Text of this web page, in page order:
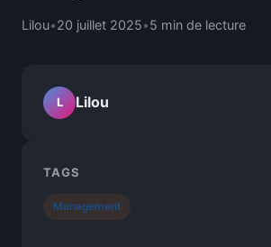
Lilou•20 juillet 2025•5 min de lecture
L Lilou
TAGS
Management